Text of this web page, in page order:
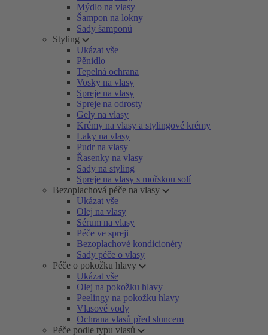
Mýdlo na vlasy
Šampon na lokny
Sady šamponů
Styling
Ukázat vše
Pěnidlo
Tepelná ochrana
Vosky na vlasy
Spreje na vlasy
Spreje na odrosty
Gely na vlasy
Krémy na vlasy a stylingové krémy
Laky na vlasy
Pudr na vlasy
Řasenky na vlasy
Sady na styling
Spreje na vlasy s mořskou solí
Bezoplachová péče na vlasy
Ukázat vše
Olej na vlasy
Sérum na vlasy
Péče ve spreji
Bezoplachové kondicionéry
Sady péče o vlasy
Péče o pokožku hlavy
Ukázat vše
Olej na pokožku hlavy
Peelingy na pokožku hlavy
Vlasové vody
Ochrana vlasů před sluncem
Péče podle typu vlasů